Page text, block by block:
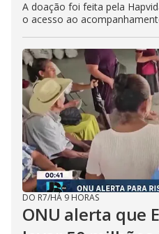
A doação foi feita pela
o acesso ao
DO R7/HÁ 9 HORAS
ONU alerta que